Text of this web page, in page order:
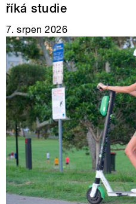
říká studie
7. srpen 2026